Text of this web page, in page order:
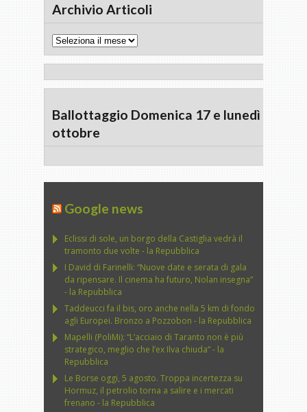
Archivio Articoli
Archivio
Ballottaggio Domenica 17 e lunedì 18
ottobre
Google news
Eclissi di sole, un borgo della Castiglia vedrà il
tramonto due volte - la Repubblica
I David di Farinelli: “Nuove date e serata di gala
da ripensare. Il cinema ha futuro, Nolan insegna”
- la Repubblica
Taddeucci fa il bis, oro anche nella 5 km di fondo
agli Europei. Bronzo a Pozzobon - la Repubblica
Mapelli (PoliMi): “L’acciaio di Taranto non è più
strategico, meglio che l’ex Ilva chiuda” - la
Repubblica
Le Borse oggi, 5 agosto. Troppa incertezza su
Hormuz, il petrolio torna a salire e i mercati
frenano - la Repubblica